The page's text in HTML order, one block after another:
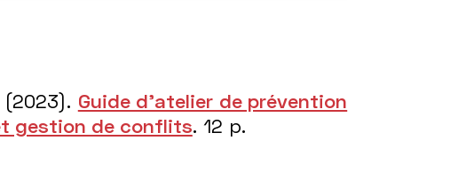
Guide d’atelier de prévention
gestion de conflits. 12 p.